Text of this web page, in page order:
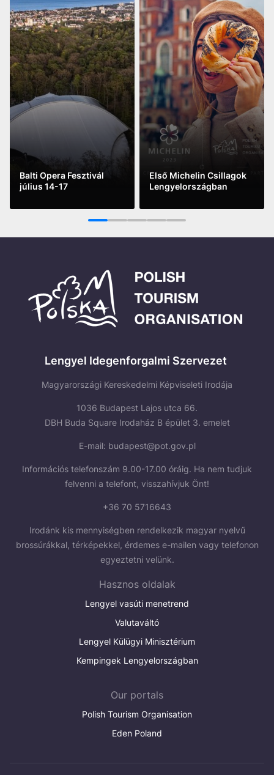
Balti Opera Fesztivál
július 14-17
See more
Első Michelin Csillagok
Lengyelországban
See more
1 2 3 4 5
Lengyel Idegenforgalmi Szervezet
Magyarországi Kereskedelmi Képviseleti Irodája
1036 Budapest Lajos utca 66.
DBH Buda Square Irodaház B épület 3. emelet
E-mail: budapest@pot.gov.pl
Információs telefonszám 9.00-17.00 óráig. Ha nem tudjuk
felvenni a telefont, visszahívjuk Önt!
+36 70 5716643
Irodánk kis mennyiségben rendelkezik magyar nyelvű
brossúrákkal, térképekkel, érdemes e-mailen vagy telefonon
egyeztetni velünk.
Hasznos oldalak
Lengyel vasúti menetrend
Valutaváltó
Lengyel Külügyi Minisztérium
Kempingek Lengyelországban
Our portals
Polish Tourism Organisation
Eden Poland